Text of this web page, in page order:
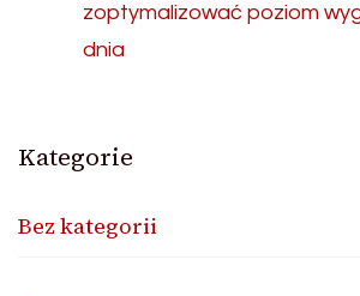
zoptymalizować poziom
dnia
Kategorie
Bez kategorii